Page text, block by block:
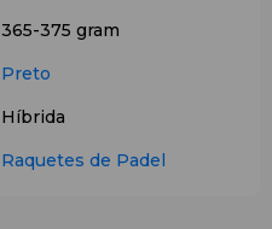
365-375 gram
Preto
Híbrida
Raquetes de Padel